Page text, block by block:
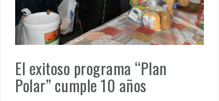
El exitoso programa “Plan
Polar” cumple 10 años